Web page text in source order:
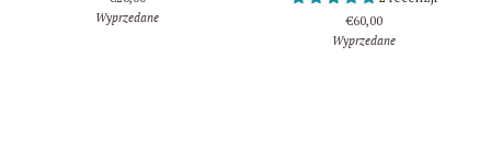
Wyprzedane
€60,00
Wyprzedane